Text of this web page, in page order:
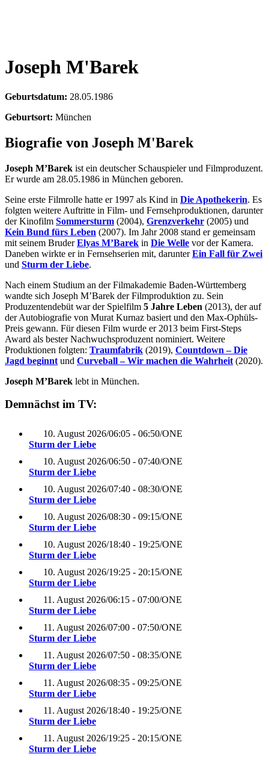
Joseph M'Barek
Geburtsdatum: 28.05.1986
Geburtsort: München
Biografie von Joseph M'Barek
Joseph M’Barek ist ein deutscher Schauspieler und Filmproduzent.
Er wurde am 28.05.1986 in München geboren.
Seine erste Filmrolle hatte er 1997 als Kind in Die Apothekerin. Es
folgten weitere Auftritte in Film- und Fernsehproduktionen, darunter
der Kinofilm Sommersturm (2004), Grenzverkehr (2005) und
Kein Bund fürs Leben (2007). Im Jahr 2008 stand er gemeinsam
mit seinem BruderElyas M’Barek in Die Welle vor der Kamera.
Daneben wirkte er in Fernsehserien mit, darunterEin Fall für Zwei
und Sturm der Liebe.
Nach einem Studium an der Filmakademie Baden-Württemberg
wandte sich Joseph M’Barek der Filmproduktion zu. Sein
Produzentendebüt war der Spielfilm 5 Jahre Leben (2013), der auf
der Autobiografie von Murat Kurnaz basiert und den Max-Ophüls-
Preis gewann. Für diesen Film wurde er 2013 beim First-Steps
Award als bester Nachwuchsproduzent nominiert. Weitere
Produktionen folgten: Traumfabrik (2019), Countdown – Die
Jagd beginnt und Curveball – Wir machen die Wahrheit (2020).
Joseph M’Barek lebt in München.
Demnächst im TV:
10. August 2026/06:05 - 06:50/ONE
Sturm der Liebe
10. August 2026/06:50 - 07:40/ONE
Sturm der Liebe
10. August 2026/07:40 - 08:30/ONE
Sturm der Liebe
10. August 2026/08:30 - 09:15/ONE
Sturm der Liebe
10. August 2026/18:40 - 19:25/ONE
Sturm der Liebe
10. August 2026/19:25 - 20:15/ONE
Sturm der Liebe
11. August 2026/06:15 - 07:00/ONE
Sturm der Liebe
11. August 2026/07:00 - 07:50/ONE
Sturm der Liebe
11. August 2026/07:50 - 08:35/ONE
Sturm der Liebe
11. August 2026/08:35 - 09:25/ONE
Sturm der Liebe
11. August 2026/18:40 - 19:25/ONE
Sturm der Liebe
11. August 2026/19:25 - 20:15/ONE
Sturm der Liebe